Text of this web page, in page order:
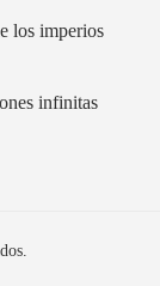
los imperios
infinitas